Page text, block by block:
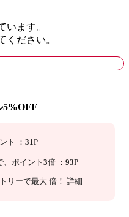
います。
ください。
5%OFF
ト ： 31P
ポイント 3倍 ： 93P
トリーで最大 倍！ 詳細